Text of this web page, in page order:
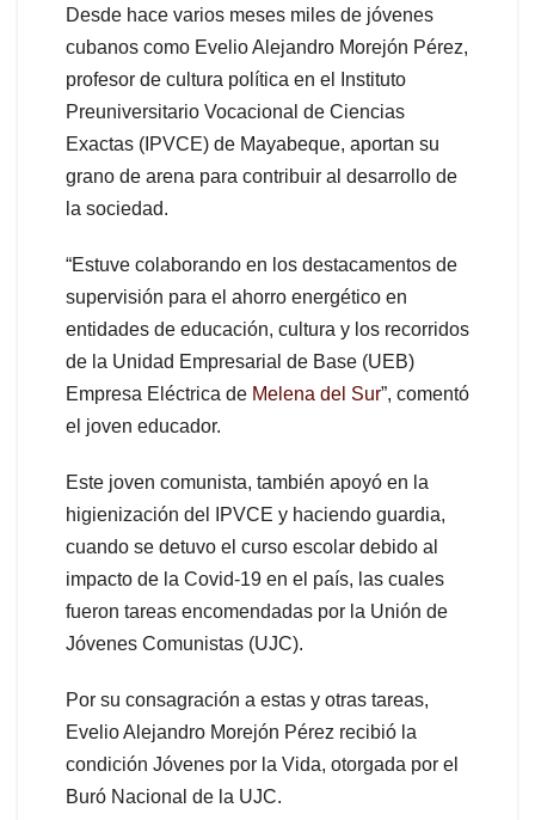
Desde hace varios meses miles de jóvenes
cubanos como Evelio Alejandro Morejón Pérez,
profesor de cultura política en el Instituto
Preuniversitario Vocacional de Ciencias
Exactas (IPVCE) de Mayabeque, aportan su
grano de arena para contribuir al desarrollo de
la sociedad.
“Estuve colaborando en los destacamentos de
supervisión para el ahorro energético en
entidades de educación, cultura y los recorridos
de la Unidad Empresarial de Base (UEB)
Empresa Eléctrica de Melena del Sur”, comentó
el joven educador.
Este joven comunista, también apoyó en la
higienización del IPVCE y haciendo guardia,
cuando se detuvo el curso escolar debido al
impacto de la Covid-19 en el país, las cuales
fueron tareas encomendadas por la Unión de
Jóvenes Comunistas (UJC).
Por su consagración a estas y otras tareas,
Evelio Alejandro Morejón Pérez recibió la
condición Jóvenes por la Vida, otorgada por el
Buró Nacional de la UJC.